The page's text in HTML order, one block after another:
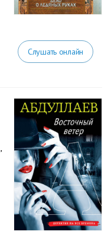
Слушать онлайн